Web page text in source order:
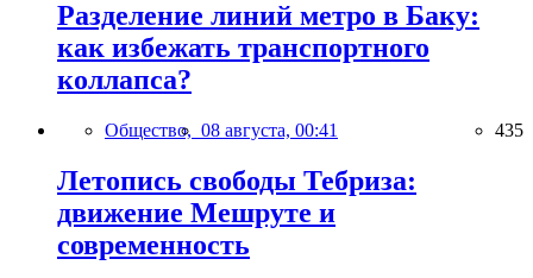
Разделение линий метро в Баку:
как избежать транспортного
коллапса?
Общество, 08 августа, 00:41 435
Летопись свободы Тебриза:
движение Мешруте и
современность